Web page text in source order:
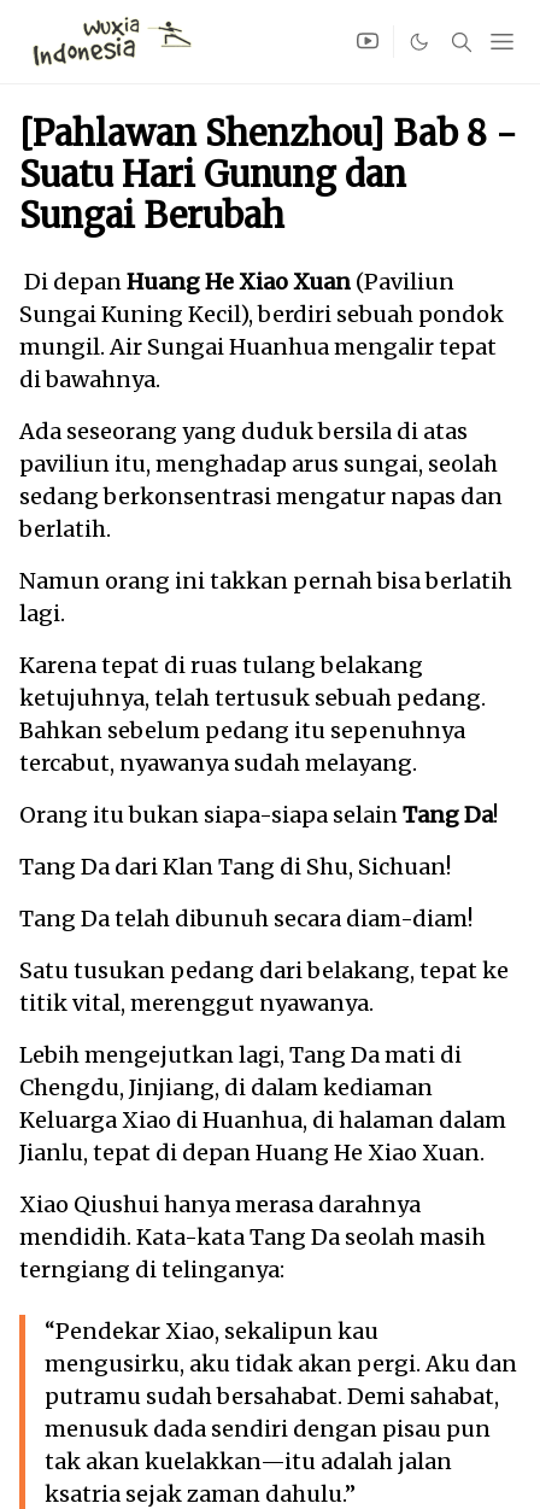
[Pahlawan Shenzhou] Bab 8 -
Suatu Hari Gunung dan
Sungai Berubah
Di depanHuang He Xiao Xuan (Paviliun
Sungai Kuning Kecil), berdiri sebuah pondok
mungil. Air Sungai Huanhua mengalir tepat
di bawahnya.
Ada seseorang yang duduk bersila di atas
paviliun itu, menghadap arus sungai, seolah
sedang berkonsentrasi mengatur napas dan
berlatih.
Namun orang ini takkan pernah bisa berlatih
lagi.
Karena tepat di ruas tulang belakang
ketujuhnya, telah tertusuk sebuah pedang.
Bahkan sebelum pedang itu sepenuhnya
tercabut, nyawanya sudah melayang.
Orang itu bukan siapa-siapa selainTang Da!
Tang Da dari Klan Tang di Shu, Sichuan!
Tang Da telah dibunuh secara diam-diam!
Satu tusukan pedang dari belakang, tepat ke
titik vital, merenggut nyawanya.
Lebih mengejutkan lagi, Tang Da mati di
Chengdu, Jinjiang, di dalam kediaman
Keluarga Xiao di Huanhua, di halaman dalam
Jianlu, tepat di depan Huang He Xiao Xuan.
Xiao Qiushui hanya merasa darahnya
mendidih. Kata-kata Tang Da seolah masih
terngiang di telinganya:
“Pendekar Xiao, sekalipun kau
mengusirku, aku tidak akan pergi. Aku dan
putramu sudah bersahabat. Demi sahabat,
menusuk dada sendiri dengan pisau pun
tak akan kuelakkan—itu adalah jalan
ksatria sejak zaman dahulu.”